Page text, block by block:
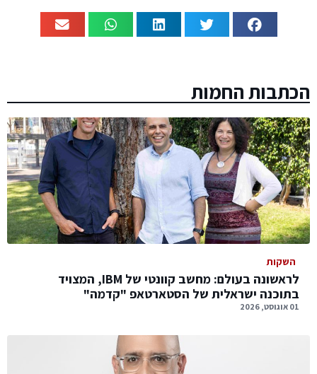
הכתבות החמות
השקות
לראשונה בעולם: מחשב קוונטי של IBM, המצויד
בתוכנה ישראלית של הסטארטאפ "קדמה"
01 אוגוסט, 2026